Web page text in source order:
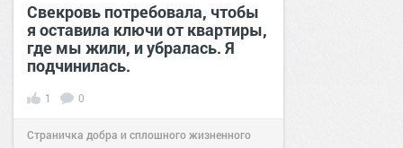
Свекровь потребовала, чтобы
я оставила ключи от квартиры,
где мы жили, и убралась. Я
подчинилась.
1 0
Страничка добра и сплошного жизненного